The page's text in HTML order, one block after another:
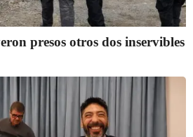
presos otros dos inservibles